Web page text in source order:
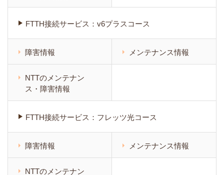
FTTH接続サービス：v6プラスコース
障害情報 メンテナンス情報
NTTのメンテナン
ス・障害情報
FTTH接続サービス：フレッツ光コース
障害情報 メンテナンス情報
NTTのメンテナン